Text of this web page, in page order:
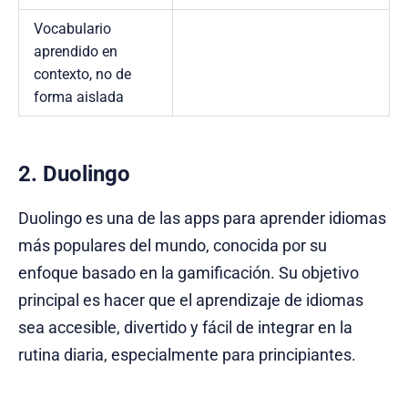
Vocabulario
aprendido en
contexto, no de
forma aislada
2. Duolingo
Duolingo es una de las apps para aprender idiomas
más populares del mundo, conocida por su
enfoque basado en la gamificación. Su objetivo
principal es hacer que el aprendizaje de idiomas
sea accesible, divertido y fácil de integrar en la
rutina diaria, especialmente para principiantes.